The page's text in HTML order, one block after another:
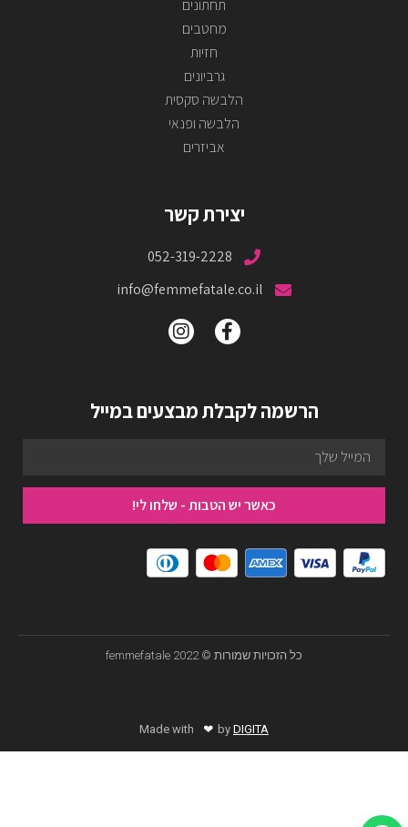
תחתונים
מחטבים
חזיות
גרביונים
הלבשה סקסית
הלבשה ופנאי
אביזרים
יצירת קשר
052-319-2228
info@femmefatale.co.il
הרשמה לקבלת מבצעים במייל
כאשר יש הטבות - שלחו לי!
כל הזכויות שמורות © femmefatale 2022
Made with ❤ by DIGITA